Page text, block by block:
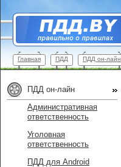
Главная ПДД ПДД он-лайн
ПДД он-лайн
Административная
ответственность
Уголовная
ответственность
ПДД для Android